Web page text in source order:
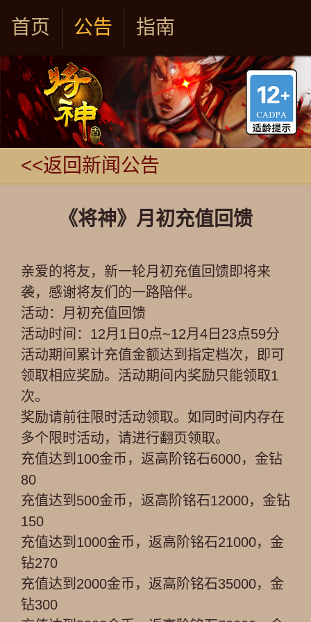
首页 公告 指南
<<返回新闻公告
《将神》月初充值回馈
亲爱的将友，新一轮月初充值回馈即将来
袭，感谢将友们的一路陪伴。
活动：月初充值回馈
活动时间：12月1日0点~12月4日23点59分
活动期间累计充值金额达到指定档次，即可
领取相应奖励。活动期间内奖励只能领取1
次。
奖励请前往限时活动领取。如同时间内存在
多个限时活动，请进行翻页领取。
充值达到100金币，返高阶铭石6000，金钻
80
充值达到500金币，返高阶铭石12000，金钻
150
充值达到1000金币，返高阶铭石21000，金
钻270
充值达到2000金币，返高阶铭石35000，金
钻300